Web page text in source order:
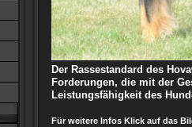
Der Rassestandard des
Forderungen, die mit der
Leistungsfähigkeit des
Für weitere Infos Klick auf das